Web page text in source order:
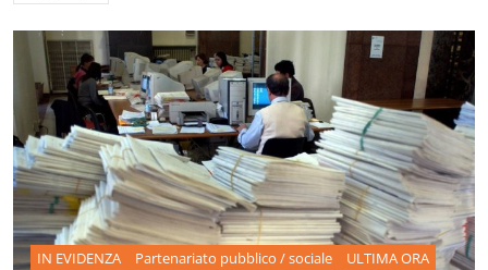
IN EVIDENZA Partenariato pubblico / sociale ULTIMA ORA